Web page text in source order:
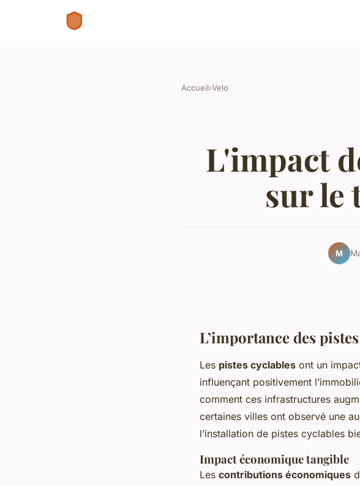
Accueil›Velo
L'impact
sur le
M
L’importance des
Les pistes cyclables ont un
influençant positivement
comment ces infrastructures
certaines villes ont observé une
l’installation de pistes cyclables
Impact économique tangible
Les contributions économiques